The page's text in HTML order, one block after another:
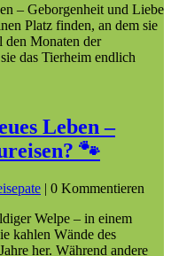
– Geborgenheit und Liebe
Platz finden, an dem sie
Monaten der
das Tierheim endlich
Leben –
🐾
| 0 Kommentieren
Welpe – in einem
kahlen Wände des
her. Während andere